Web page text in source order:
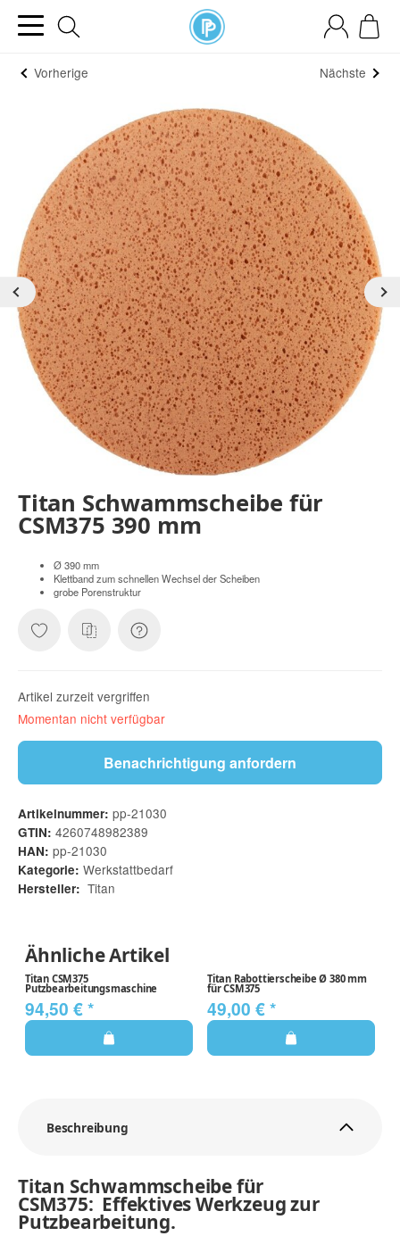
Vorherige Nächste
Titan Schwammscheibe für
CSM375 390 mm
Ø 390 mm
Klettband zum schnellen Wechsel der Scheiben
grobe Porenstruktur
Artikel zurzeit vergriffen
Momentan nicht verfügbar
Benachrichtigung anfordern
Artikelnummer: pp-21030
GTIN: 4260748982389
HAN: pp-21030
Kategorie: Werkstattbedarf
Hersteller: Titan
Ähnliche Artikel
Titan CSM375
Putzbearbeitungsmaschine
94,50 €*
Titan Rabottierscheibe Ø 380 mm
für CSM375
49,00 €*
Beschreibung
Titan Schwammscheibe für
CSM375: Effektives Werkzeug zur
Putzbearbeitung.